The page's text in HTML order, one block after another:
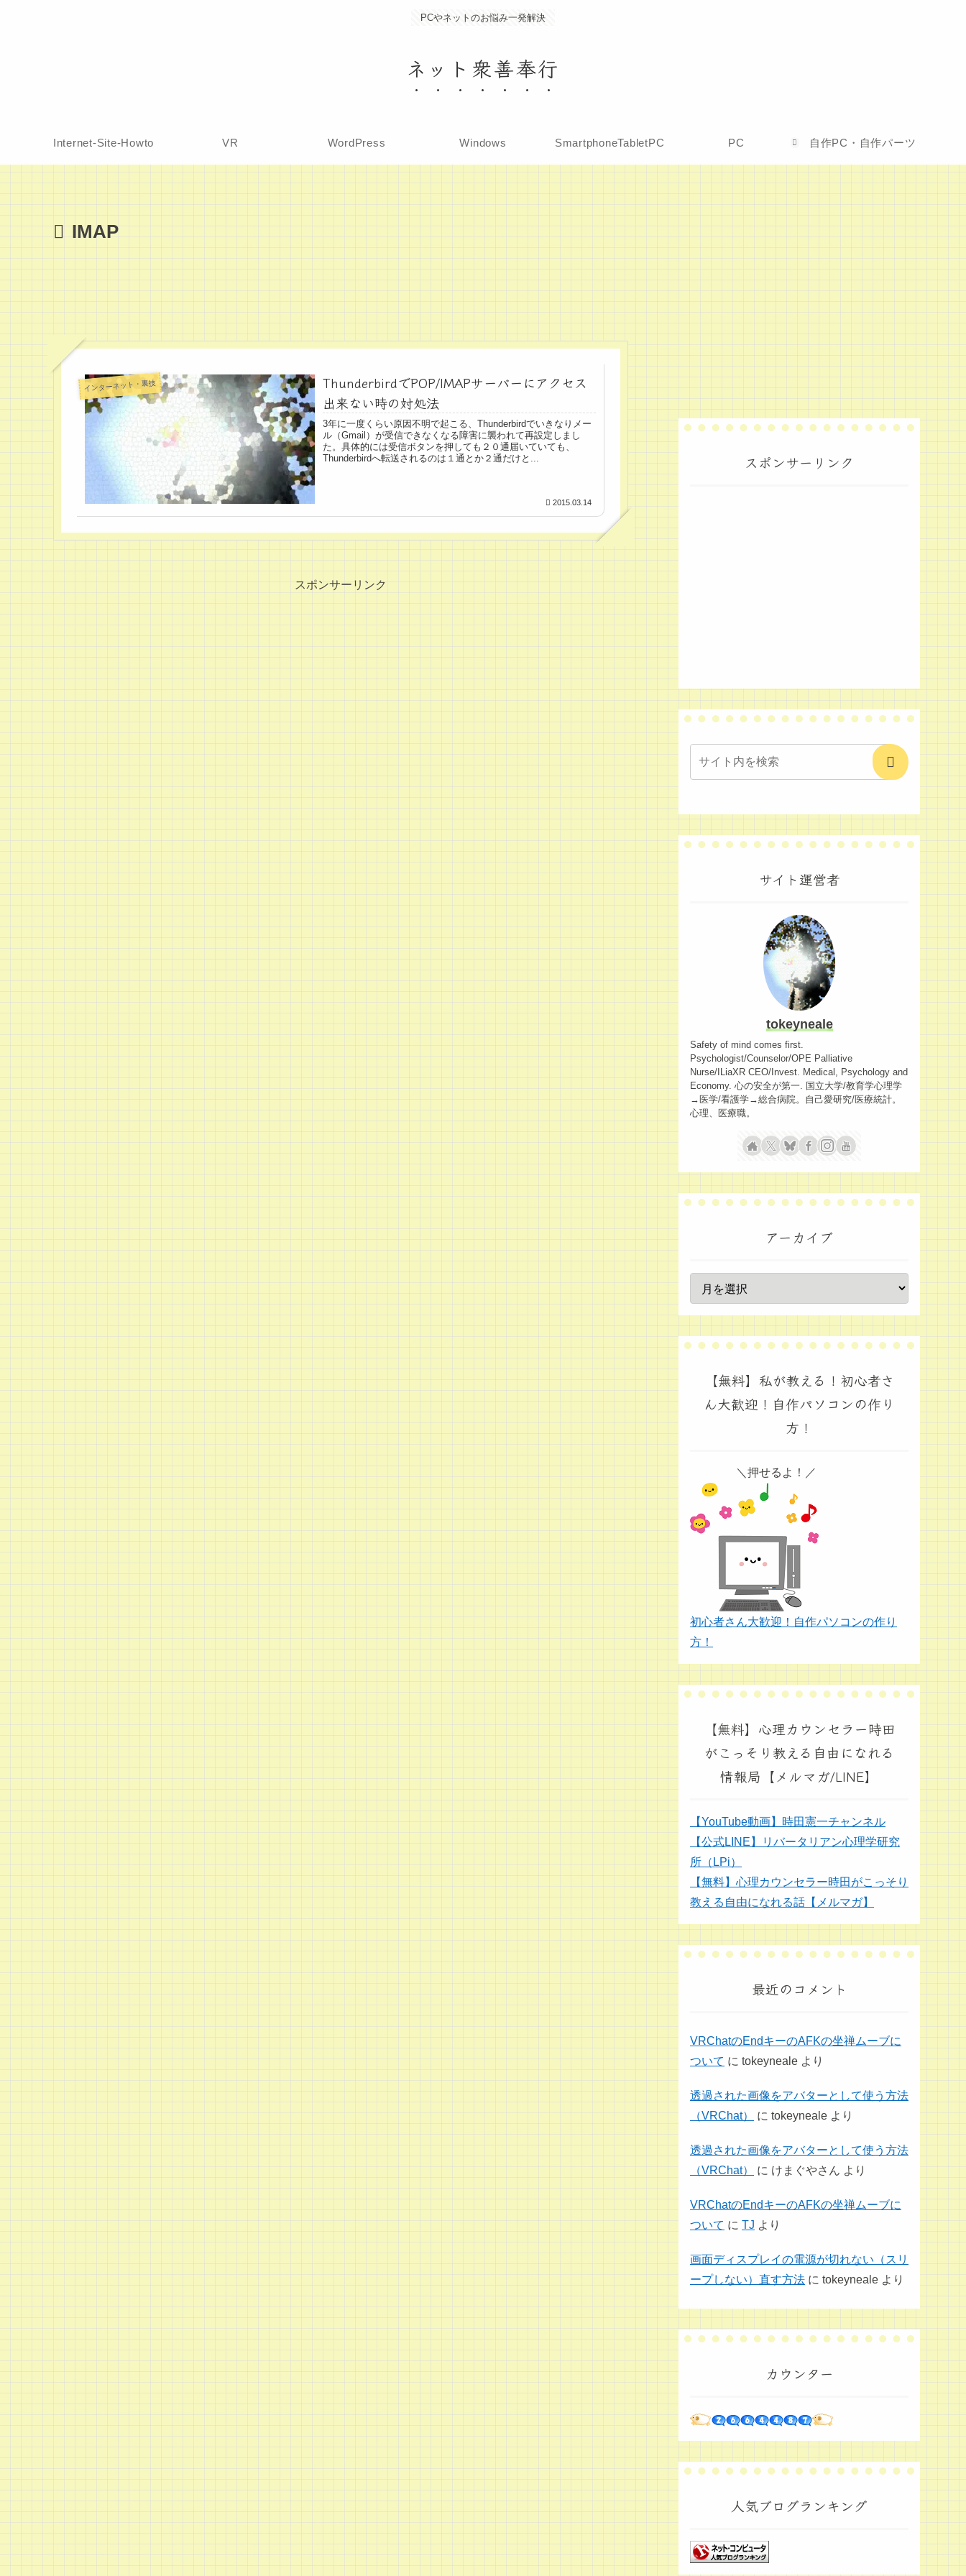
PCやネットのお悩み一発解決
ネット衆善奉行
Internet-Site-Howto VR WordPress Windows SmartphoneTabletPC PC 自作PC・自作パーツ
IMAP
インターネット・裏技
ThunderbirdでPOP/IMAPサーバーにアクセス
出来ない時の対処法
3年に一度くらい原因不明で起こる、Thunderbirdでいきなりメー
ル（Gmail）が受信できなくなる障害に襲われて再設定しまし
た。具体的には受信ボタンを押しても２０通届いていても、
Thunderbirdへ転送されるのは１通とか２通だけと...
2015.03.14
スポンサーリンク
スポンサーリンク
サイト運営者
tokeyneale
Safety of mind comes first.
Psychologist/Counselor/OPE Palliative
Nurse/ILiaXR CEO/Invest. Medical, Psychology and
Economy. 心の安全が第一. 国立大学/教育学心理学
→医学/看護学→総合病院。自己愛研究/医療統計。
心理、医療職。
アーカイブ
【無料】私が教える！初心者さ
ん大歓迎！自作パソコンの作り
方！
＼押せるよ！／
初心者さん大歓迎！自作パソコンの作り
方！
【無料】心理カウンセラー時田
がこっそり教える自由になれる
情報局【メルマガ/LINE】
【YouTube動画】時田憲一チャンネル
【公式LINE】リバータリアン心理学研究
所（LPi）
【無料】心理カウンセラー時田がこっそり
教える自由になれる話【メルマガ】
最近のコメント
VRChatのEndキーのAFKの坐禅ムーブに
ついて に tokeyneale より
透過された画像をアバターとして使う方法
（VRChat）
に tokeyneale より
透過された画像をアバターとして使う方法
（VRChat）
に けまぐやさん より
VRChatのEndキーのAFKの坐禅ムーブに
ついて に TJ より
画面ディスプレイの電源が切れない（スリ
ープしない）直す方法 に tokeyneale より
カウンター
人気ブログランキング